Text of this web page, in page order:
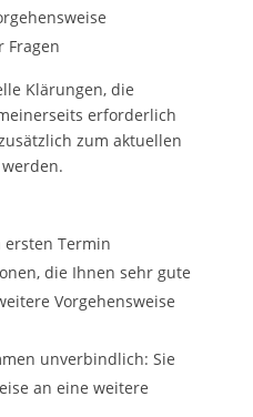
Fragen
Klärungen, die
erforderlich
zum aktuellen
Termin
die Ihnen sehr gute
Vorgehensweise
unverbindlich: Sie
an eine weitere